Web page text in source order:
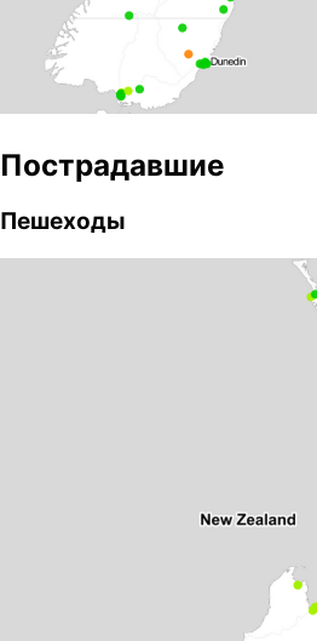
Пострадавшие
Пешеходы